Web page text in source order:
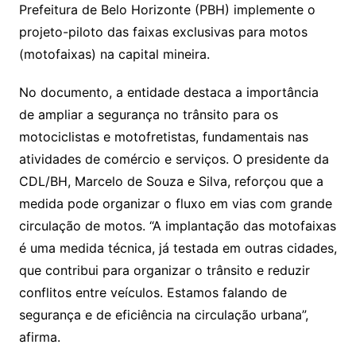
Prefeitura de Belo Horizonte (PBH) implemente o
projeto-piloto das faixas exclusivas para motos
(motofaixas) na capital mineira.
No documento, a entidade destaca a importância
de ampliar a segurança no trânsito para os
motociclistas e motofretistas, fundamentais nas
atividades de comércio e serviços. O presidente da
CDL/BH, Marcelo de Souza e Silva, reforçou que a
medida pode organizar o fluxo em vias com grande
circulação de motos. “A implantação das motofaixas
é uma medida técnica, já testada em outras cidades,
que contribui para organizar o trânsito e reduzir
conflitos entre veículos. Estamos falando de
segurança e de eficiência na circulação urbana”,
afirma.